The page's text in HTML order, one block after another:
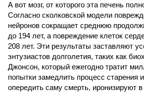
А вот мозг, от которого эта печень
Согласно сколковской модели
нейронов сокращает среднюю
до 194 лет, а повреждение клеток
208 лет. Эти результаты заставляют
энтузиастов долголетия, таких как
Джонсон, который ежегодно тратит
попытки замедлить процесс старения
опередить саму смерть, иронизируют